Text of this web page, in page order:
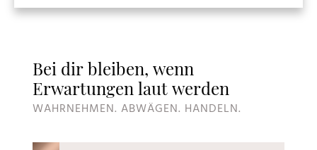
Bei dir bleiben, wenn
Erwartungen laut werden
WAHRNEHMEN. ABWÄGEN. HANDELN.